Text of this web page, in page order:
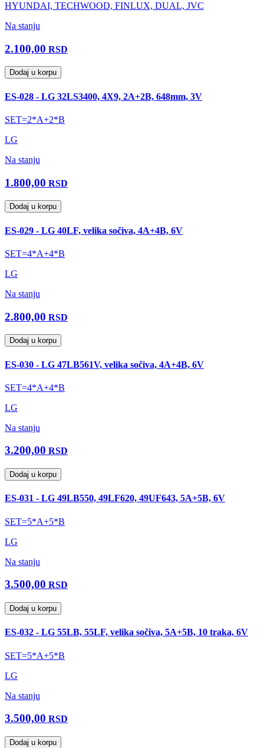
HYUNDAI, TECHWOOD, FINLUX, DUAL, JVC
Na stanju
2.100,00 RSD
Dodaj u korpu
ES-028 - LG 32LS3400, 4X9, 2A+2B, 648mm, 3V
SET=2*A+2*B
LG
Na stanju
1.800,00 RSD
Dodaj u korpu
ES-029 - LG 40LF, velika sočiva, 4A+4B, 6V
SET=4*A+4*B
LG
Na stanju
2.800,00 RSD
Dodaj u korpu
ES-030 - LG 47LB561V, velika sočiva, 4A+4B, 6V
SET=4*A+4*B
LG
Na stanju
3.200,00 RSD
Dodaj u korpu
ES-031 - LG 49LB550, 49LF620, 49UF643, 5A+5B, 6V
SET=5*A+5*B
LG
Na stanju
3.500,00 RSD
Dodaj u korpu
ES-032 - LG 55LB, 55LF, velika sočiva, 5A+5B, 10 traka, 6V
SET=5*A+5*B
LG
Na stanju
3.500,00 RSD
Dodaj u korpu